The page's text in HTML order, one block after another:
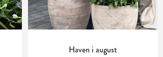
Haven i august